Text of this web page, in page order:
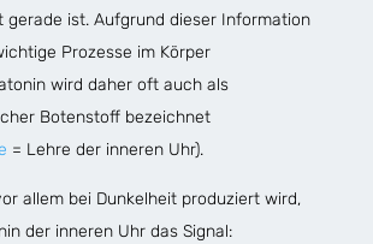
gerade ist. Aufgrund dieser Information
Prozesse im Körper
wird daher oft auch als
Botenstoff bezeichnet
= Lehre der inneren Uhr).
allem bei Dunkelheit produziert wird,
der inneren Uhr das Signal: